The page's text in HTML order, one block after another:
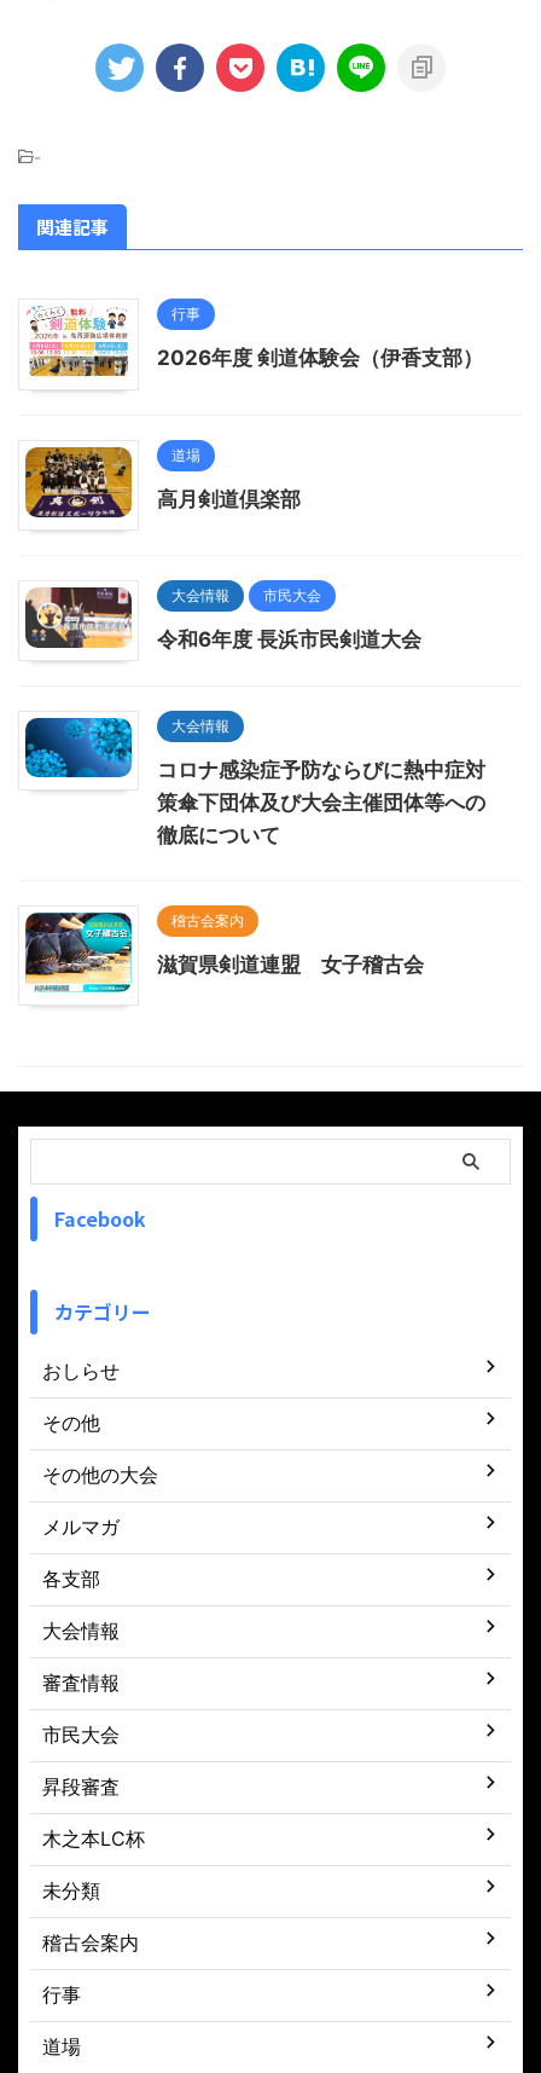
-
関連記事
行事
2026年度 剣道体験会（伊香支部）
道場
高月剣道倶楽部
大会情報 市民大会
令和6年度 長浜市民剣道大会
大会情報
コロナ感染症予防ならびに熱中症対
策傘下団体及び大会主催団体等への
徹底について
稽古会案内
滋賀県剣道連盟 女子稽古会
Facebook
カテゴリー
おしらせ
その他
その他の大会
メルマガ
各支部
大会情報
審査情報
市民大会
昇段審査
木之本LC杯
未分類
稽古会案内
行事
道場